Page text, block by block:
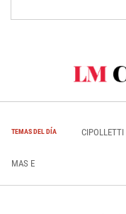
TEMAS DEL DÍA CIPOLLETTI
MAS E